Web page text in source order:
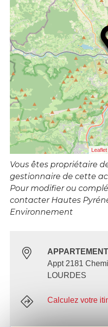
Leaflet
Vous êtes propriétaire
gestionnaire de cette
Pour modifier ou
contacter Hautes
Environnement
Appt 2181
LOURDES
Calculez votre